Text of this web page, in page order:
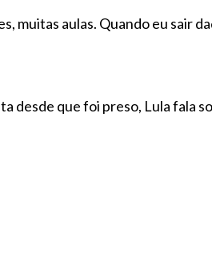
muitas aulas. Quando eu sair
desde que foi preso, Lula fala